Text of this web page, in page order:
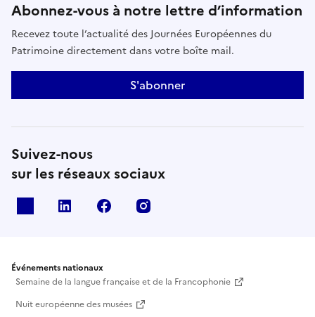
Abonnez-vous à notre lettre d’information
Recevez toute l’actualité des Journées Européennes du
Patrimoine directement dans votre boîte mail.
S'abonner
Suivez-nous
sur les réseaux sociaux
Linkedin Facebook
Événements nationaux
Semaine de la langue française et de la Francophonie
Nuit européenne des musées